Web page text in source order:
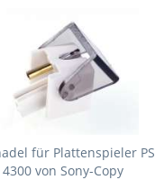
für Plattenspieler PS
4300 von Sony-Copy